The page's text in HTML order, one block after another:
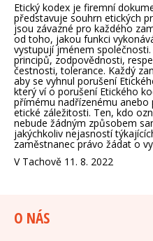
Etický kodex je firemní
představuje souhrn etických
jsou závazné pro každého
od toho, jakou funkci
vystupují jménem
principů, zodpovědnosti,
čestnosti, tolerance. Každý
aby se vyhnul porušení
který ví o porušení Etického
přímému nadřízenému
etické záležitosti. Ten, kdo
nebude žádným způsobem
jakýchkoliv nejasností
zaměstnanec právo žádat o
V Tachově 11. 8. 2022
O NÁS